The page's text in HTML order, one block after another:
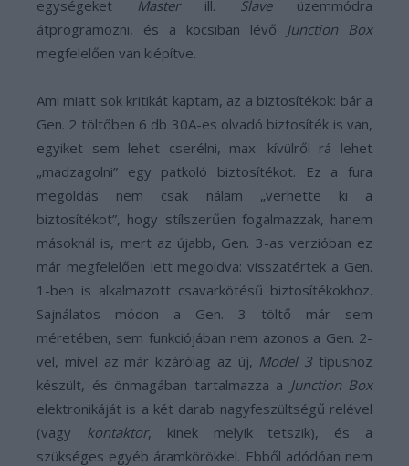
egységeket Masterill. Slaveüzemmódra
átprogramozni, és a kocsiban lévő Junction Box
megfelelően van kiépítve.
Ami miatt sok kritikát kaptam, az a biztosítékok: bár a
Gen. 2 töltőben 6 db 30A-es olvadó biztosíték is van,
egyiket sem lehet cserélni, max. kívülről rá lehet
„madzagolni” egy patkoló biztosítékot. Ez a fura
megoldás nem csak nálam „verhette ki a
biztosítékot”, hogy stílszerűen fogalmazzak, hanem
másoknál is, mert az újabb, Gen. 3-as verzióban ez
már megfelelően lett megoldva: visszatértek a Gen.
1-ben is alkalmazott csavarkötésű biztosítékokhoz.
Sajnálatos módon a Gen. 3 töltő már sem
méretében, sem funkciójában nem azonos a Gen. 2-
vel, mivel az már kizárólag az új, Model 3 típushoz
készült, és önmagában tartalmazza a Junction Box
elektronikáját is a két darab nagyfeszültségű relével
(vagy kontaktor, kinek melyik tetszik), és a
szükséges egyéb áramkörökkel. Ebből adódóan nem